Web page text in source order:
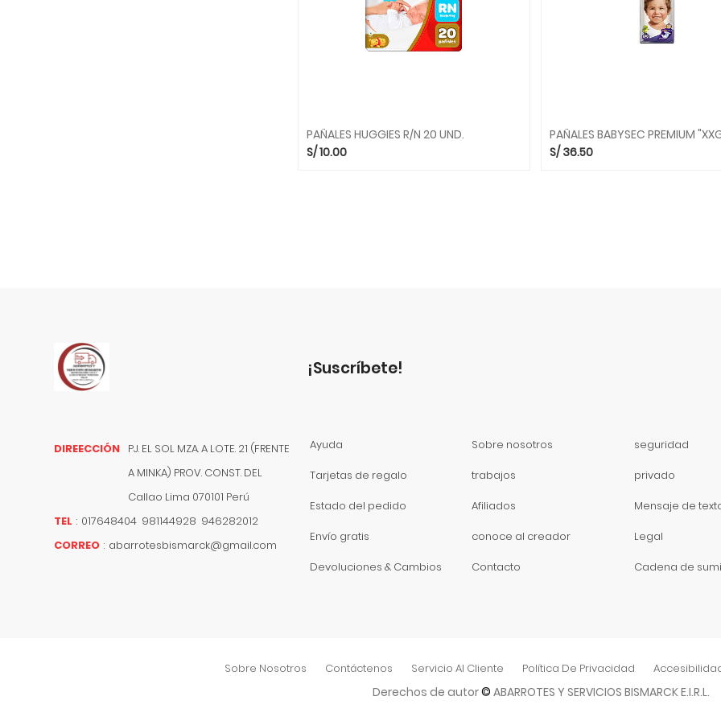
PAÑALES HUGGIES R/N 20 UND.
S/10.00
S/36.50
¡suscríbete!
DIREECCIÓN PJ. EL SOL MZA. A LOTE. 21 (FRENTE
A MINKA) PROV. CONST. DEL
Callao Lima 070101 Perú
TEL : 017648404 981144928 946282012
CORREO : abarrotesbismarck@gmail.com
Ayuda
Tarjetas de regalo
Estado del pedido
Envío gratis
Devoluciones & Cambios
Sobre nosotros
trabajos
Afiliados
conoce al creador
Contacto
seguridad
privado
Mensaje de
Legal
Cadena de
Sobre Nosotros Contáctenos Servicio Al Cliente Política De Privacidad
Derechos de autor© ABARROTES Y SERVICIOS BISMARCK E.I.R.L.